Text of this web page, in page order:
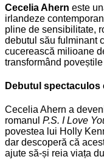
Cecelia Ahern este
irlandeze
pline de sensibilitate,
debutul său fulminant
cucerească milioane
transformând
Debutul spectaculos
Cecelia Ahern a
romanul P.S. I Love
povestea lui Holly
dar descoperă că
ajute să-și reia viața